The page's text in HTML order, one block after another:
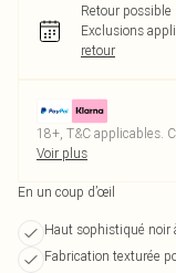
Retour
Exclusions
retour
18+, T&C applicables.
Voir plus
En un coup d’œil
Haut sophistiqué noir
Fabrication texturée